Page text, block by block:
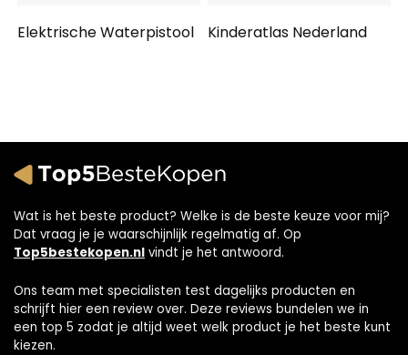
Elektrische Waterpistool Kinderatlas Nederland
Wat is het beste product? Welke is de beste keuze voor mij?
Dat vraag je je waarschijnlijk regelmatig af. Op
Top5bestekopen.nl vindt je het antwoord.
Ons team met specialisten test dagelijks producten en
schrijft hier een review over. Deze reviews bundelen we in
een top 5 zodat je altijd weet welk product je het beste kunt
kiezen.